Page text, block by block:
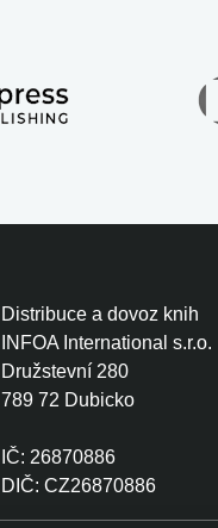
Distribuce a dovoz knih
INFOA International s.r.o.
Družstevní 280
789 72 Dubicko
IČ: 26870886
DIČ: CZ26870886